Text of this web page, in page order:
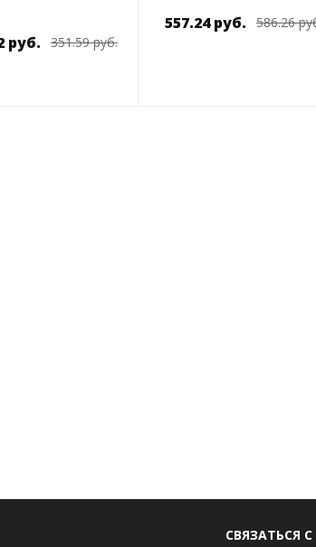
руб. 351.59 руб.
557.24 руб. 586.26
СВЯЗАТЬСЯ